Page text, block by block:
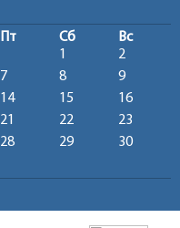
Пт Сб
Вс
1
2
7 8
9
14 15
16
21 22
23
28 29
30